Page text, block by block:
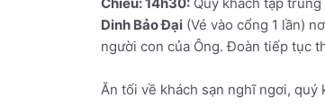
Dinh Bảo Đại (Vé vào cổng 1 lần)
người con của Ông. Đoàn tiếp tục
Ăn tối về khách sạn nghĩ ngơi, quý